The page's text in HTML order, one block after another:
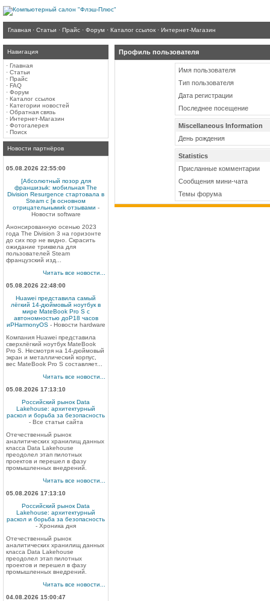
Главная · Статьи · Прайс · Форум · Каталог ссылок · Интернет-Магазин
Навигация
· Главная
· Статьи
· Прайс
· FAQ
· Форум
· Каталог ссылок
· Категории новостей
· Обратная связь
· Интернет-Магазин
· Фотогалерея
· Поиск
Новости партнёров
05.08.2026 22:55:00
[Абсолютный позор для
франшизыk: мобильная The
Division Resurgence стартовала в
Steam с [в основном
отрицательнымиk отзывами -
Новости software
Анонсированную осенью 2023
года The Division 3 на горизонте
до сих пор не видно. Скрасить
ожидание триквела для
пользователей Steam
французский изд...
Читать все новости...
05.08.2026 22:48:00
Huawei представила самый
лёгкий 14-дюймовый ноутбук в
мире MateBook Pro S с
автономностью доP18 часов
иPHarmonyOS- Новости hardware
Компания Huawei представила
сверхлёгкий ноутбук MateBook
Pro S. Несмотря на 14-дюймовый
экран и металлический корпус,
вес MateBook Pro S составляет...
Читать все новости...
05.08.2026 17:13:10
Российский рынок Data
Lakehouse: архитектурный
раскол и борьба за безопасность
- Все статьи сайта
Отечественный рынок
аналитических хранилищ данных
класса Data Lakehouse
преодолел этап пилотных
проектов и перешел в фазу
промышленных внедрений.
Читать все новости...
05.08.2026 17:13:10
Российский рынок Data
Lakehouse: архитектурный
раскол и борьба за безопасность
- Хроника дня
Отечественный рынок
аналитических хранилищ данных
класса Data Lakehouse
преодолел этап пилотных
проектов и перешел в фазу
промышленных внедрений.
Читать все новости...
04.08.2026 15:00:47
Профиль пользователя
Имя пользователя
Тип пользователя
Дата регистрации
Последнее посещение
Miscellaneous Information
День рождения
Statistics
Присланные комментарии
Сообщения мини-чата
Темы форума